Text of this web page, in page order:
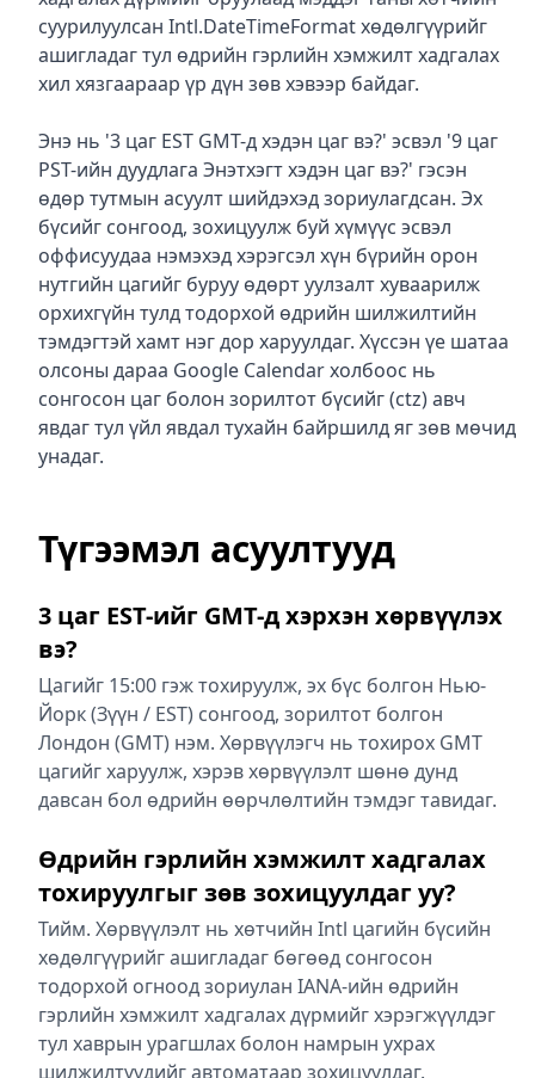
суурилуулсан Intl.DateTimeFormat хөдөлгүүрийг
ашигладаг тул өдрийн гэрлийн хэмжилт хадгалах
хил хязгаараар үр дүн зөв хэвээр байдаг.
Энэ нь '3 цаг EST GMT-д хэдэн цаг вэ?' эсвэл '9 цаг
PST-ийн дуудлага Энэтхэгт хэдэн цаг вэ?' гэсэн
өдөр тутмын асуулт шийдэхэд зориулагдсан. Эх
бүсийг сонгоод, зохицуулж буй хүмүүс эсвэл
оффисуудаа нэмэхэд хэрэгсэл хүн бүрийн орон
нутгийн цагийг буруу өдөрт уулзалт хуваарилж
орхихгүйн тулд тодорхой өдрийн шилжилтийн
тэмдэгтэй хамт нэг дор харуулдаг. Хүссэн үе шатаа
олсоны дараа Google Calendar холбоос нь
сонгосон цаг болон зорилтот бүсийг (ctz) авч
явдаг тул үйл явдал тухайн байршилд яг зөв мөчид
унадаг.
Түгээмэл асуултууд
3 цаг EST-ийг GMT-д хэрхэн хөрвүүлэх
вэ?
Цагийг 15:00 гэж тохируулж, эх бүс болгон Нью-
Йорк (Зүүн / EST) сонгоод, зорилтот болгон
Лондон (GMT) нэм. Хөрвүүлэгч нь тохирох GMT
цагийг харуулж, хэрэв хөрвүүлэлт шөнө дунд
давсан бол өдрийн өөрчлөлтийн тэмдэг тавидаг.
Өдрийн гэрлийн хэмжилт хадгалах
тохируулгыг зөв зохицуулдаг уу?
Тийм. Хөрвүүлэлт нь хөтчийн Intl цагийн бүсийн
хөдөлгүүрийг ашигладаг бөгөөд сонгосон
тодорхой огноод зориулан IANA-ийн өдрийн
гэрлийн хэмжилт хадгалах дүрмийг хэрэгжүүлдэг
тул хаврын урагшлах болон намрын ухрах
шилжилтүүдийг автоматаар зохицуулдаг.